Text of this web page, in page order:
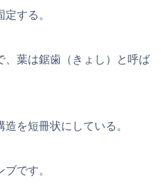
する。
、葉は鋸歯（きょし）と呼ば
を短冊状にしている。
です。